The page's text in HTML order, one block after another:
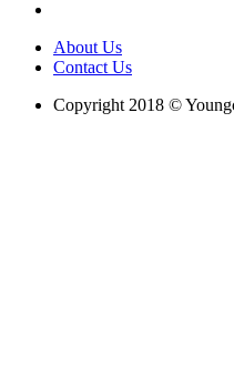
About Us
Contact Us
Copyright 2018 ©